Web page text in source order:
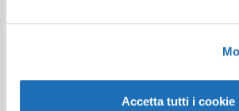
Accetta tutti i cookie